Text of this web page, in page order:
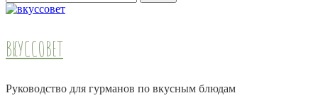
ВКУССОВЕТ
Руководство для гурманов по вкусным блюдам